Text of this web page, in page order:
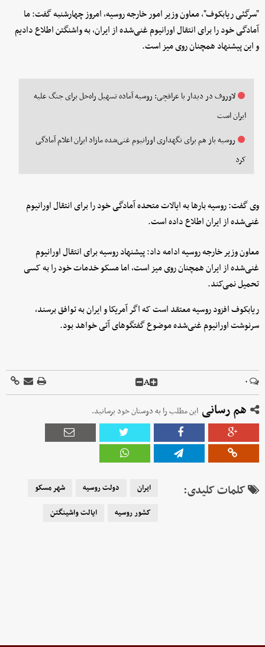
"سرگئی ریابکوف"، معاون وزیر امور خارجه روسیه، امروز چهارشنبه گفت: ما
آمادگی خود را برای انتقال اورانیوم غنی‌شده از ایران، به واشنگتن اطلاع دادیم
و این پیشنهاد همچنان روی میز است.
لاوروف در دیدار با عراقچی: روسیه آماده تسهیل راه‌حل برای جنگ علیه
ایران است
روسیه باز هم برای نگهداری اورانیوم غنی‌شده مازاد ایران اعلام آمادگی
کرد
وی گفت: روسیه بارها به ایالات متحده آمادگی خود را برای انتقال اورانیوم
غنی‌شده از ایران اطلاع داده است.
معاون وزیر خارجه روسیه ادامه داد: پیشنهاد روسیه برای انتقال اورانیوم
غنی‌شده از ایران همچنان روی میز است، اما مسکو خدمات خود را به کسی
تحمیل نمی‌کند.
ریابکوف افزود روسیه معتقد است که اگر آمریکا و ایران به توافق برسند،
سرنوشت اورانیوم غنی‌شده موضوع گفتگوهای آتی خواهد بود.
۰ A
هم رسانی این مطلب را به دوستان خود برسانید.
کلمات کلیدی: ایران دولت روسیه
شهر مسکو
کشور روسیه
ایالت واشینگتن